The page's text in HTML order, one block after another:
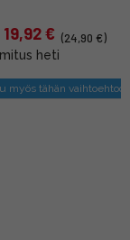
€ (24,90 €)
heti
myös tähän